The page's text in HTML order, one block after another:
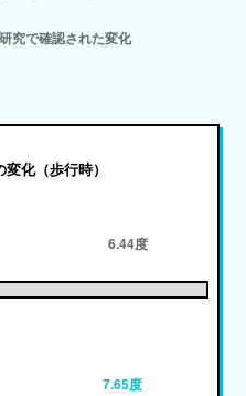
究で確認された変化
化（歩行時）
6.44度
7.65度